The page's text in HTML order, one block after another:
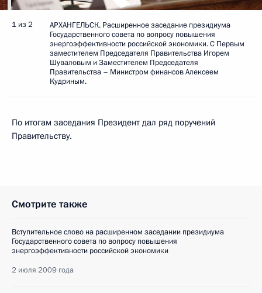
1 из 2
АРХАНГЕЛЬСК. Расширенное заседание президиума
Государственного совета по вопросу повышения
энергоэффективности российской экономики. С Первым
заместителем Председателя Правительства Игорем
Шуваловым и Заместителем Председателя
Правительства – Министром финансов Алексеем
Кудриным.
По итогам заседания Президент дал ряд поручений
Правительству.
Смотрите также
Вступительное слово на расширенном заседании президиума
Государственного совета по вопросу повышения
энергоэффективности российской экономики
2 июля 2009 года